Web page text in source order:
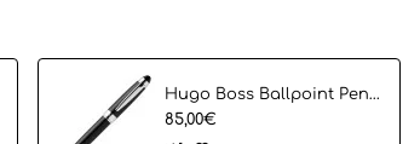
Hugo Boss Ballpoint Pen Icon Black Hsn0014A
85,00€